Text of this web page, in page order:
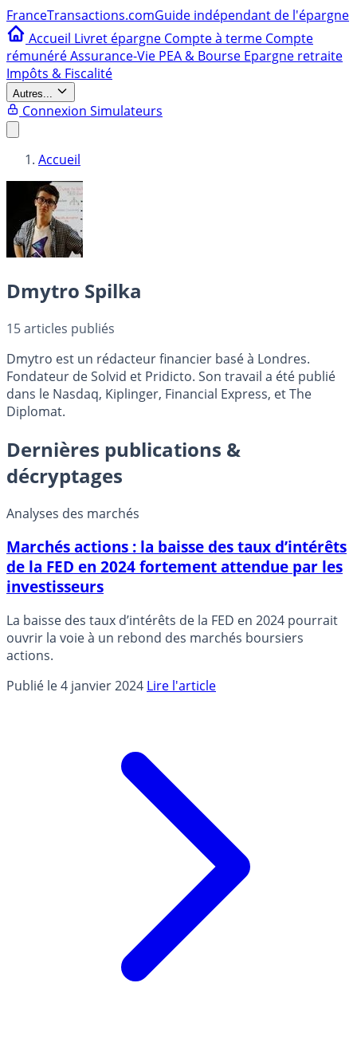
FranceTransactions.comGuide indépendant de l'épargne
Accueil Livret épargne Compte à terme Compte
rémunéréAssurance-Vie PEA & Bourse Epargne retraite
Impôts & Fiscalité
Autres...
Connexion Simulateurs
Accueil
Dmytro Spilka
15articles publiés
Dmytro est un rédacteur financier basé à Londres.
Fondateur de Solvid et Pridicto. Son travail a été publié
dans le Nasdaq, Kiplinger, Financial Express, et The
Diplomat.
Dernières publications &
décryptages
Analyses des marchés
Marchés actions : la baisse des taux d’intérêts
de la FED en 2024 fortement attendue par les
investisseurs
La baisse des taux d’intérêts de la FED en 2024 pourrait
ouvrir la voie à un rebond des marchés boursiers
actions.
Publié le 4 janvier 2024 Lire l'article